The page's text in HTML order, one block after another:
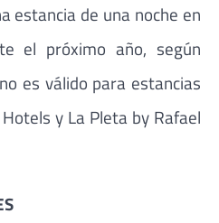
estancia de una noche en
el próximo año, según
es válido para estancias
y La Pleta by Rafael